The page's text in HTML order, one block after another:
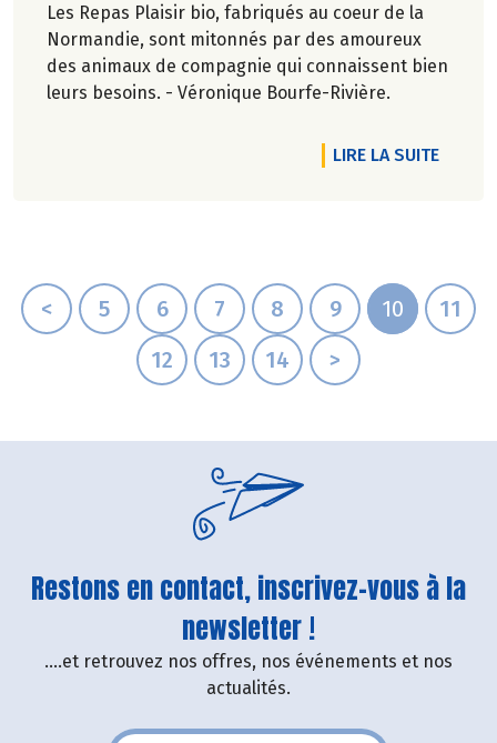
Les Repas Plaisir bio, fabriqués au coeur de la
Normandie, sont mitonnés par des amoureux
des animaux de compagnie qui connaissent bien
leurs besoins. - Véronique Bourfe-Rivière.
LIRE LA SUITEDE
< 5 6 7 8 9 10
11
12
13 14 >
Restons en contact, inscrivez-vous à la
newsletter !
....et retrouvez nos offres, nos événements et nos
actualités.